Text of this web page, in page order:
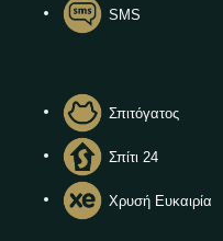
SMS
Σπιτόγατος
Σπίτι 24
Χρυσή Ευκαιρία